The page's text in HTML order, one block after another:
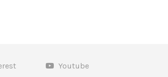
Youtube